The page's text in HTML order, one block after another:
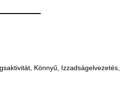
Könnyű, Izzadságelvezetés,